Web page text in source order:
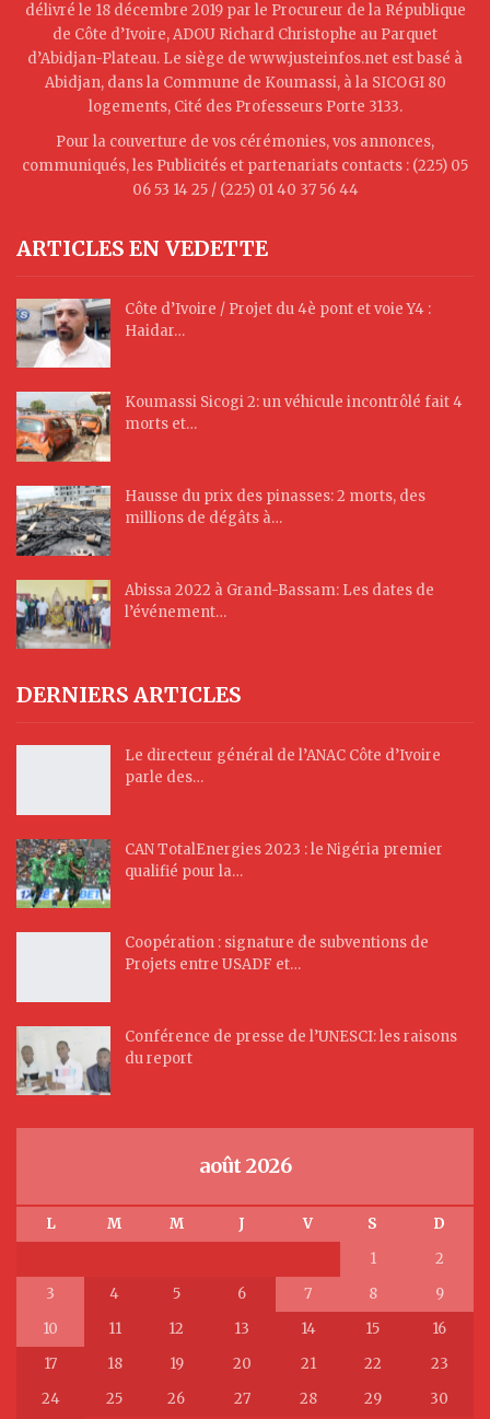
délivré le 18 décembre 2019 par le Procureur de la République
de Côte d’Ivoire, ADOU Richard Christophe au Parquet
d’Abidjan-Plateau. Le siège de www.justeinfos.net est basé à
Abidjan, dans la Commune de Koumassi, à la SICOGI 80
logements, Cité des Professeurs Porte 3133.
Pour la couverture de vos cérémonies, vos annonces,
communiqués, les Publicités et partenariats contacts : (225) 05
06 53 14 25 / (225) 01 40 37 56 44
ARTICLES EN VEDETTE
Côte d’Ivoire / Projet du 4è pont et voie Y4 :
Haidar…
Koumassi Sicogi 2: un véhicule incontrôlé fait 4
morts et…
Hausse du prix des pinasses: 2 morts, des
millions de dégâts à…
Abissa 2022 à Grand-Bassam: Les dates de
l’événement…
DERNIERS ARTICLES
Le directeur général de l’ANAC Côte d’Ivoire
parle des…
CAN TotalEnergies 2023 : le Nigéria premier
qualifié pour la…
Coopération : signature de subventions de
Projets entre USADF et…
Conférence de presse de l’UNESCI: les raisons
du report
août 2026
L M M J V S
D
1
2
3
4 5 6 7 8
9
10
11 12 13 14 15
16
17
18 19 20 21 22
23
24
25 26 27 28 29 30